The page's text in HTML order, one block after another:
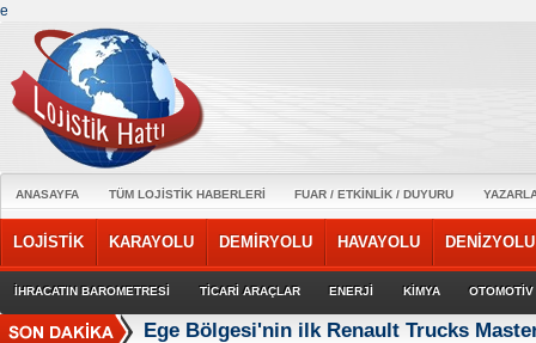
e
ANASAYFA TÜM LOJİSTİK HABERLERİ FUAR / ETKİNLİK / DUYURU
LOJİSTİK KARAYOLU DEMİRYOLU HAVAYOLU DENİZYOLU
İHRACATIN BAROMETRESİ TİCARİ ARAÇLAR ENERJİ KİMYA OTOMOTİV
Ege Bölgesi'nin ilk Renault Trucks